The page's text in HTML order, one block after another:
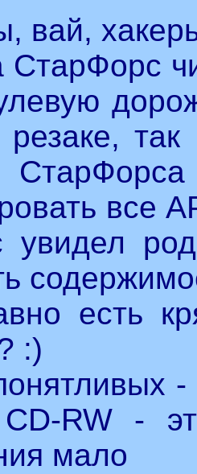
вай,
все
увидел
есть
:)
RW -
мало